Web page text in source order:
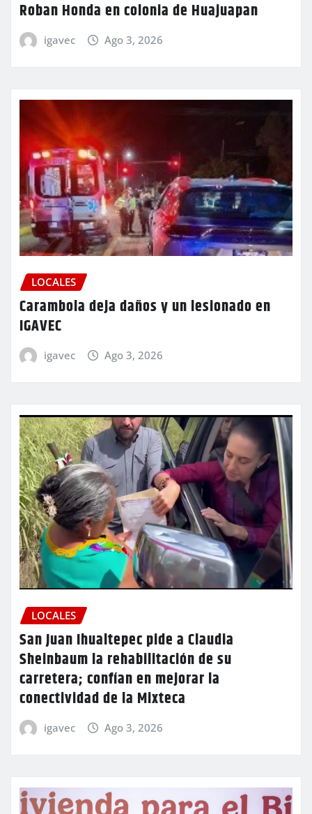
Roban Honda en colonia de Huajuapan
igavec Ago 3, 2026
LOCALES
Carambola deja daños y un lesionado en
IGAVEC
igavec Ago 3, 2026
LOCALES
San Juan Ihualtepec pide a Claudia
Sheinbaum la rehabilitación de su
carretera; confían en mejorar la
conectividad de la Mixteca
igavec Ago 3, 2026